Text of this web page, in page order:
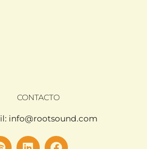
CONTACTO
info@rootsound.com